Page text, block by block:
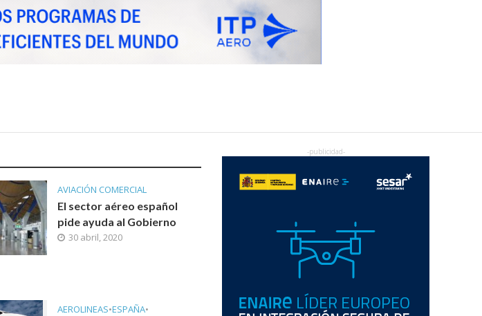
AVIACIÓN COMERCIAL
El sector aéreo español
pide ayuda al Gobierno
30 abril, 2020
AEROLINEAS•ESPAÑA•